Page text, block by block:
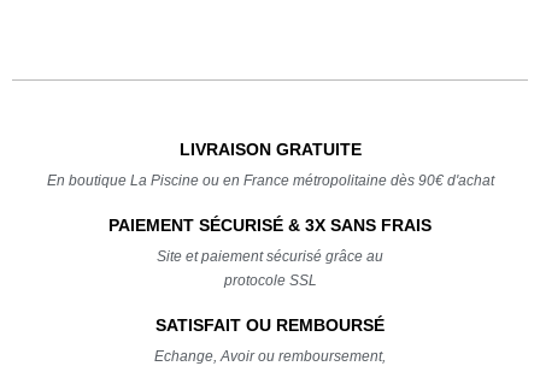
LIVRAISON GRATUITE
En boutique La Piscine ou en France métropolitaine dès 90€ d'achat
PAIEMENT SÉCURISÉ & 3X SANS FRAIS
Site et paiement sécurisé grâce au
protocole SSL
SATISFAIT OU REMBOURSÉ
Echange, Avoir ou remboursement,